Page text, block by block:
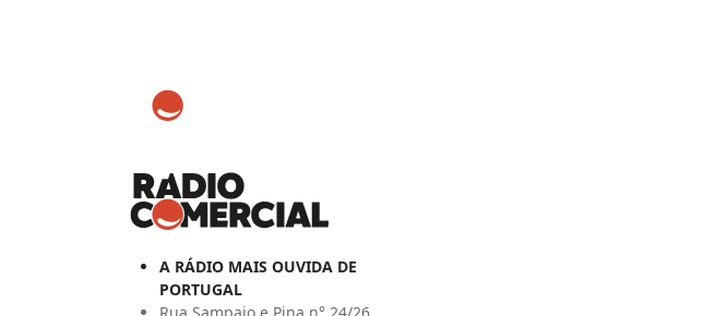
A RÁDIO MAIS OUVIDA DE
PORTUGAL